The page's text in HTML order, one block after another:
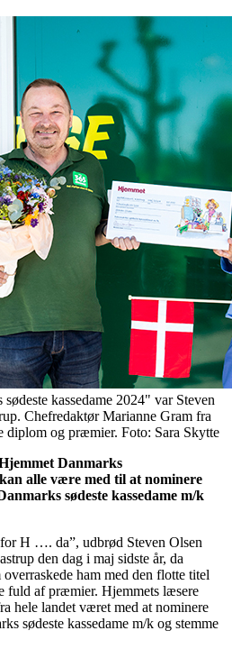
kassedame 2024" var Steven
Chefredaktør Marianne Gram fra
diplom og præmier. Foto: Sara Skytte
Danmarks
alle være med til at nominere
sødeste kassedame m/k
H …. da”, udbrød Steven Olsen
den dag i maj sidste år, da
ham med den flotte titel
fuld af præmier. Hjemmets læsere
hele landet været med at nominere
sødeste kassedame m/k og stemme